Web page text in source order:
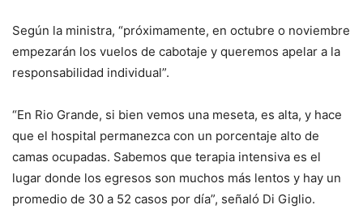
Según la ministra, “próximamente, en octubre o noviembre
empezarán los vuelos de cabotaje y queremos apelar a la
responsabilidad individual”.
“En Rio Grande, si bien vemos una meseta, es alta, y hace
que el hospital permanezca con un porcentaje alto de
camas ocupadas. Sabemos que terapia intensiva es el
lugar donde los egresos son muchos más lentos y hay un
promedio de 30 a 52 casos por día”, señaló Di Giglio.